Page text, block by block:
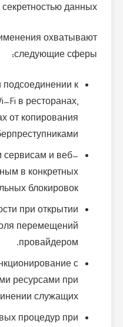
данных.
охватывают
следующие сферы:
к
Fi в ресторанах,
от копирования
сервисам и веб-
в конкретных
блокировок.
при открытии
перемещений
провайдером.
с
ресурсами при
служащих.
процедур при